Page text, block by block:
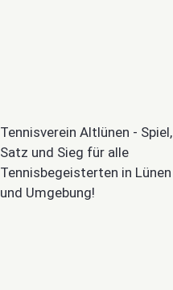
Tennisverein Altlünen - Spiel,
Satz und Sieg für alle
Tennisbegeisterten in Lünen
und Umgebung!